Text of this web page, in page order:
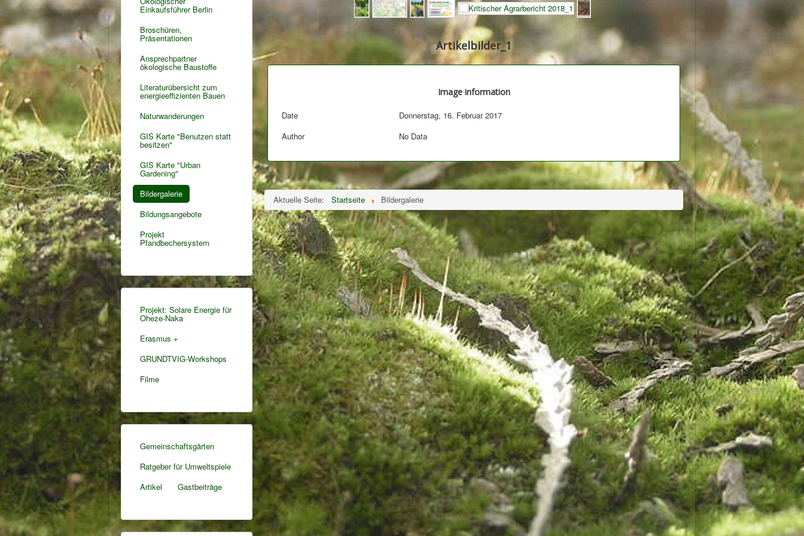
Einkaufsführer Berlin
Broschüren,
Präsentationen
Ansprechpartner
ökologische Baustoffe
Literaturübersicht zum
energieeffizienten Bauen
Naturwanderungen
GIS Karte "Benutzen statt
besitzen"
GIS Karte "Urban
Gardening"
Bildergalerie
Bildungsangebote
Projekt
Pfandbechersystem
Projekt: Solare Energie für
Oheze-Naka
Erasmus +
GRUNDTVIG-Workshops
Filme
Gemeinschaftsgärten
Ratgeber für Umweltspiele
Artikel
Gastbeiträge
Artikelbilder_1
Image information
Date
Donnerstag, 16. Februar 2017
Author
No Data
Aktuelle Seite: Startseite Bildergalerie